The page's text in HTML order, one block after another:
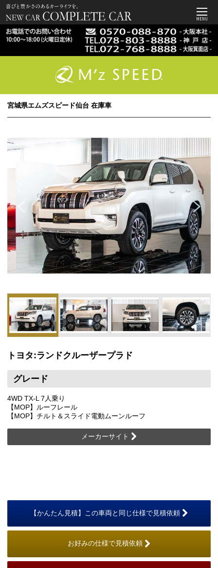
MENU
宮城県エムズスピード仙台 在庫車
トヨタ:ランドクルーザープラド
グレード
4WD TX-L 7人乗り
【MOP】ルーフレール
【MOP】チルト＆スライド電動ムーンルーフ
メーカーサイト
【かんたん見積】この車両と同じ仕様で見積依頼
お好みの仕様で見積依頼